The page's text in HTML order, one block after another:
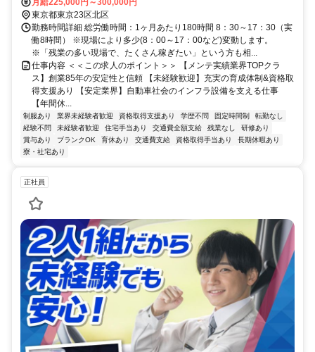
月給225,000円～300,000円
東京都東京23区北区
勤務時間詳細 総労働時間：1ヶ月あたり180時間 8：30～17：30（実
働8時間） ※現場により多少(8：00～17：00など)変動します。
※「残業の多い現場で、たくさん稼ぎたい」という方も相...
仕事内容 ＜＜この求人のポイント＞＞ 【メンテ実績業界TOPクラ
ス】創業85年の安定性と信頼 【未経験歓迎】充実の育成体制&資格取
得支援あり 【安定業界】自動車社会のインフラ設備を支える仕事
【年間休...
制服あり 業界未経験者歓迎 資格取得支援あり 学歴不問 固定時間制
転勤なし
経験不問
未経験者歓迎 住宅手当あり 交通費全額支給 残業なし
研修あり
賞与あり
ブランクOK 育休あり 交通費支給 資格取得手当あり
長期休暇あり
寮・社宅あり
正社員